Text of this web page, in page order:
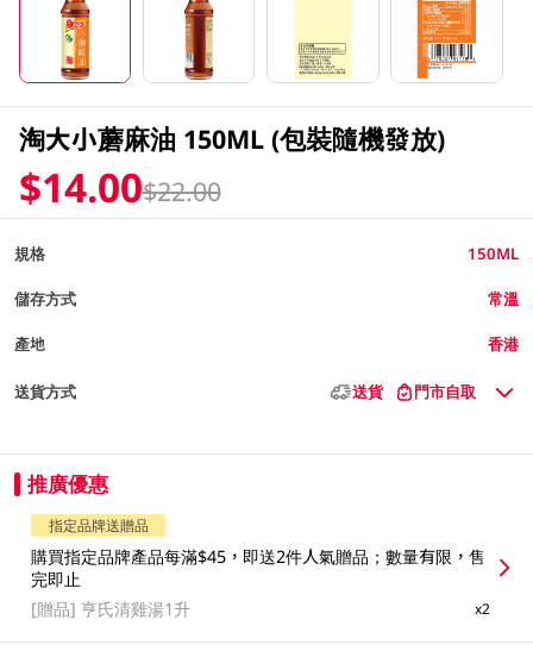
淘大小蘑麻油 150ML (包裝隨機發放)
$14.00$22.00
規格 150ML
儲存方式 常溫
產地 香港
送貨方式 送貨 門市自取
推廣優惠
指定品牌送贈品
購買指定品牌產品每滿$45，即送2件人氣贈品；數量有限，售
完即止
[贈品]亨氏清雞湯1升 x2